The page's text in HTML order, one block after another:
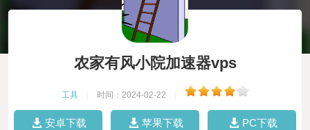
农家有风小院加速器vps
工具 时间：2024-02-22
安卓下载 苹果下载 PC下载